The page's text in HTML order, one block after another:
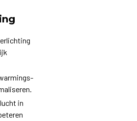
in